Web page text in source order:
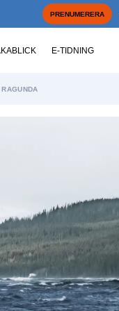
PRENUMERERA
E-TIDNING
RAGUNDA